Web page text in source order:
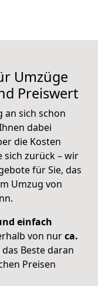
Umzüge
Preiswert
an sich schon
dabei
die Kosten
sich zurück – wir
für Sie, das
Umzug von
einfach
von nurca.
Beste daran
Preisen